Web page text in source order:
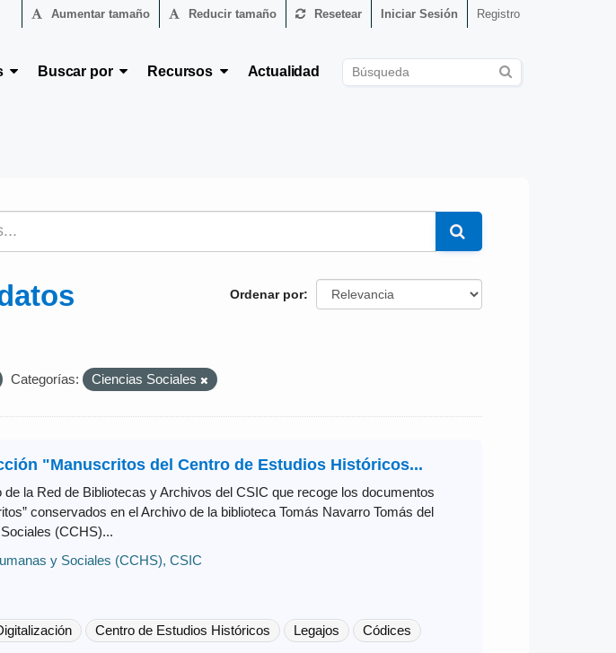
Aumentar tamaño Reducir tamaño Resetear Iniciar Sesión Registro
Buscar por Recursos Actualidad
Ordenar por
Categorías: Ciencias Sociales
"Manuscritos del Centro de Estudios Históricos...
la Red de Bibliotecas y Archivos del CSIC que recoge los documentos
conservados en el Archivo de la biblioteca Tomás Navarro Tomás del
(CCHS)...
y Sociales (CCHS), CSIC
Centro de Estudios Históricos Legajos Códices